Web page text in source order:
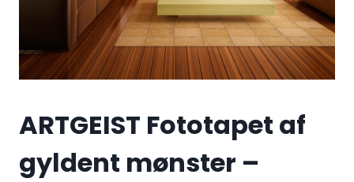
ARTGEIST Fototapet af
gyldent mønster –